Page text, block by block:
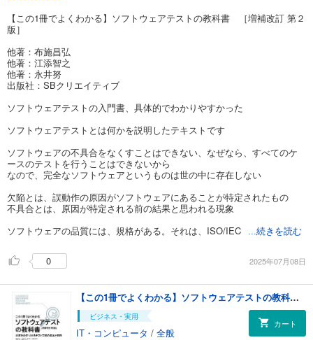
【この1冊でよくわかる】ソフトウェアテストの教科書 ［増補改訂 第２
版］
他著：布施昌弘
他著：江添智之
他著：永井努
出版社：SBクリエイティブ
ソフトウェアテストの入門書、具体的でわかりやすかった
ソフトウェアテストとは何かを説明したテキストです
ソフトウェアの不具合をなくすことはできない、なぜなら、すべてのケ
ースのテストを行うことはできないから
なので、完全なソフトウェアというものは世の中に存在しない
欠陥とは、誤動作の原因がソフトウェアにあることが特定されたもの
不具合とは、原因が特定される前の結果と思われる現象
ソフトウェアの品質には、規格がある。それは、ISO/IEC
...続きを読む
0 2025年07月08日
【この1冊でよくわかる】ソフトウェアテストの教科書 ［増補改訂 第２版］
ビジネス・実用
IT・コンピュータ / 全般
カート